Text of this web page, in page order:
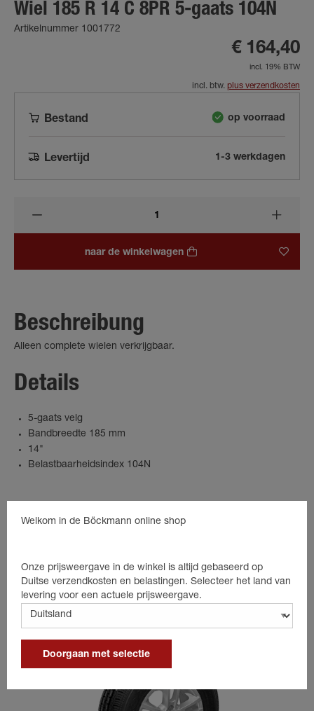
Wiel 185 R 14 C 8PR 5-gaats 104N
Artikelnummer 1001772
€ 164,40
incl. 19% BTW
incl. btw. plus verzendkosten
Bestand op voorraad
Levertijd 1-3 werkdagen
naar de winkelwagen
Beschreibung
Alleen complete wielen verkrijgbaar.
Details
5-gaats velg
Bandbreedte 185 mm
14"
Belastbaarheidsindex 104N
Welkom in de Böckmann online shop
Onze prijsweergave in de winkel is altijd gebaseerd op
Duitse verzendkosten en belastingen. Selecteer het land van
levering voor een actuele prijsweergave.
Doorgaan met selectie